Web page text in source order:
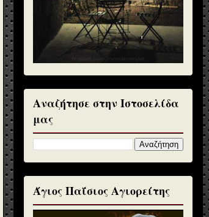
Αναζήτησε στην Ιστοσελίδα
μας
Άγιος Παΐσιος Αγιορείτης